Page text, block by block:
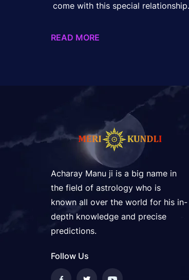
come with this special relationship.
READ MORE
Acharay Manu ji is a big name in
the field of astrology who is
known all over the world for his in-
depth knowledge and precise
predictions.
Follow Us